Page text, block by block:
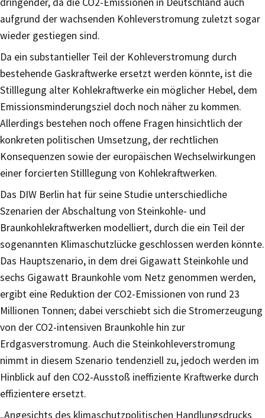
aufgrund der wachsenden Kohleverstromung zuletzt sogar
wieder gestiegen sind.
Da ein substantieller Teil der Kohleverstromung durch
bestehende Gaskraftwerke ersetzt werden könnte, ist die
Stilllegung alter Kohlekraftwerke ein möglicher Hebel, dem
Emissionsminderungsziel doch noch näher zu kommen.
Allerdings bestehen noch offene Fragen hinsichtlich der
konkreten politischen Umsetzung, der rechtlichen
Konsequenzen sowie der europäischen Wechselwirkungen
einer forcierten Stilllegung von Kohlekraftwerken.
Das DIW Berlin hat für seine Studie unterschiedliche
Szenarien der Abschaltung von Steinkohle- und
Braunkohlekraftwerken modelliert, durch die ein Teil der
sogenannten Klimaschutzlücke geschlossen werden könnte.
Das Hauptszenario, in dem drei Gigawatt Steinkohle und
sechs Gigawatt Braunkohle vom Netz genommen werden,
ergibt eine Reduktion der CO2-Emissionen von rund 23
Millionen Tonnen; dabei verschiebt sich die Stromerzeugung
von der CO2-intensiven Braunkohle hin zur
Erdgasverstromung. Auch die Steinkohleverstromung
nimmt in diesem Szenario tendenziell zu, jedoch werden im
Hinblick auf den CO2-Ausstoß ineffiziente Kraftwerke durch
effizientere ersetzt.
„Angesichts des klimaschutzpolitischen Handlungsdrucks